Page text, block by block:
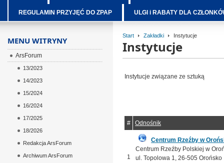
REGULAMIN PRZYJĘĆ DO ZPAP ULGI i RABATY DLA
Start Zakładki Instytucje
Instytucje
Instytucje związane ze sztuką
# Odnośnik
1
Centrum Rzeźby w
Centrum Rzeźby Polskiej w
ul. Topolowa 1, 26-505 Orońsko
MENU WITRYNY
ArsForum
13/2023
14/2023
15/2024
16/2024
17/2025
18/2026
Redakcja ArsForum
Archiwum ArsForum